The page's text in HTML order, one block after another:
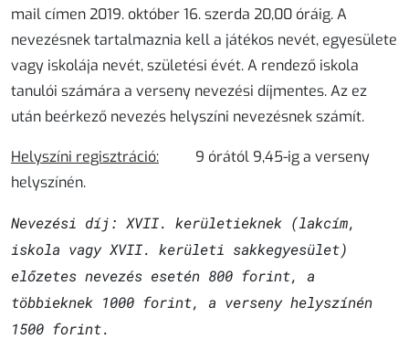
mail címen2019. október 16. szerda 20,00 óráig. A
nevezésnek tartalmaznia kell a játékos nevét, egyesülete
vagy iskolája nevét, születési évét. A rendező iskola
tanulói számára a verseny nevezési díjmentes. Az ez
után beérkező nevezés helyszíni nevezésnek számít.
Helyszíni regisztráció: 9 órától 9,45-ig a verseny
helyszínén.
Nevezési díj: XVII. kerületieknek (lakcím,
iskola vagy XVII. kerületi sakkegyesület)
előzetes nevezés esetén 800 forint, a
többieknek 1000 forint, a verseny helyszínén
1500 forint.